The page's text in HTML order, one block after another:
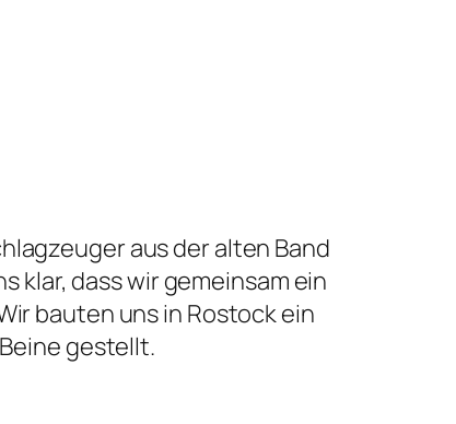
aus der alten Band
klar, dass wir gemeinsam ein
bauten uns in Rostock ein
gestellt.